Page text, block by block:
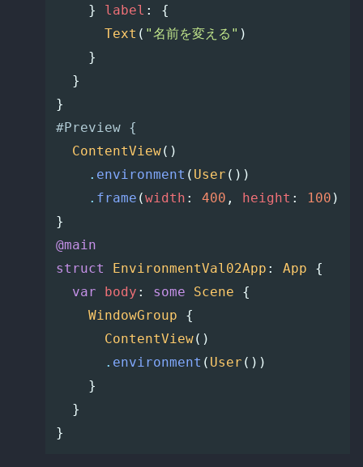
}
label :
{
Text ( "名前を変える" )
}
}
}
#Preview {
ContentView()
. environment ( User ())
. frame (width : 400 , height : 100 )
}
@main
struct
EnvironmentVal02App : App
{
var
body : some Scene
{
WindowGroup
{
ContentView()
. environment ( User ())
}
}
}